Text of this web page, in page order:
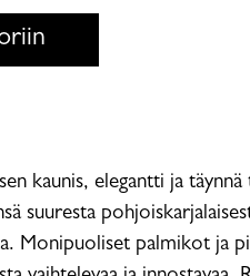
kaunis, elegantti ja
suuresta
Monipuoliset palmikot ja